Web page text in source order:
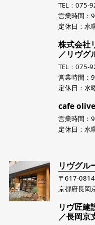
TEL：075-
営業時間：
定休日：水
株式会社
／リヴグ
TEL：075-
営業時間：
定休日：水
cafe olive
営業時間：
定休日：水
リヴグル
〒617-0814
京都府長岡
リヴ匠建
／長岡京